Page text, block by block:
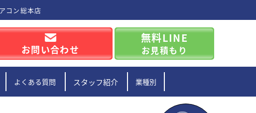
コン総本店
お問い合わせ
無料LINE
お見積もり
よくある質問 スタッフ紹介 業種別